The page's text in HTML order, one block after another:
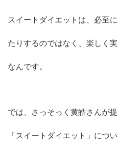
スイートダイエットは、必至
たりするのではなく、楽しく
なんです。
では、さっそっく黄皓さんが
「スイートダイエット」につ